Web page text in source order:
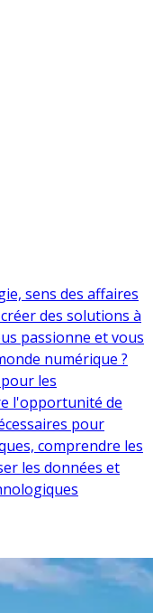
sens des affaires
des solutions à
passionne et vous
numérique ?
les
l'opportunité de
pour
comprendre les
les données et